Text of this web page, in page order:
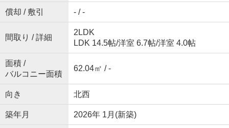
償却 / 敷引 - / -
間取り / 詳細
2LDK
LDK 14.5帖/洋室 6.7帖/洋室 4.0帖
面積 /
バルコニー面積
62.04㎡ / -
向き 北西
築年月 2026年 1月(新築)